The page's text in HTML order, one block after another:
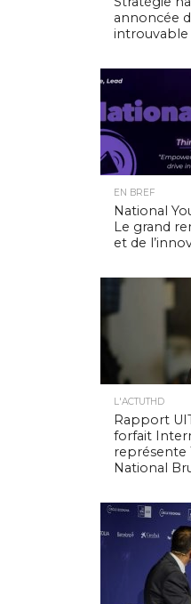
annoncée
introuvable
EN BREF
National
Le grand
et de
L'ACTUTHD
Rapport
forfait
représente
National